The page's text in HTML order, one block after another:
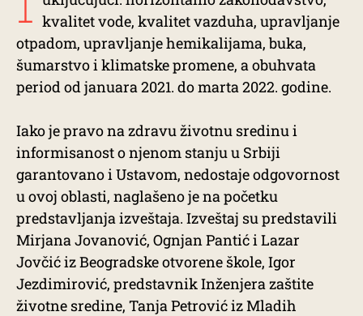
kvalitet vode, kvalitet vazduha, upravljanje
otpadom, upravljanje hemikalijama, buka,
šumarstvo i klimatske promene, a obuhvata
period od januara 2021. do marta 2022. godine.
Iako je pravo na zdravu životnu sredinu i
informisanost o njenom stanju u Srbiji
garantovano i Ustavom, nedostaje odgovornost
u ovoj oblasti, naglašeno je na početku
predstavljanja izveštaja. Izveštaj su predstavili
Mirjana Jovanović, Ognjan Pantić i Lazar
Jovčić iz Beogradske otvorene škole, Igor
Jezdimirović, predstavnik Inženjera zaštite
životne sredine, Tanja Petrović iz Mladih